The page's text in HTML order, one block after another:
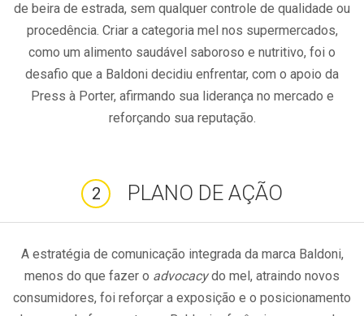
de beira de estrada, sem qualquer controle de qualidade ou
procedência. Criar a categoria mel nos supermercados,
como um alimento saudável saboroso e nutritivo, foi o
desafio que a Baldoni decidiu enfrentar, com o apoio da
Press à Porter, afirmando sua liderança no mercado e
reforçando sua reputação.
2 PLANO DE AÇÃO
A estratégia de comunicação integrada da marca Baldoni,
menos do que fazer o advocacydo mel, atraindo novos
consumidores, foi reforçar a exposição e o posicionamento